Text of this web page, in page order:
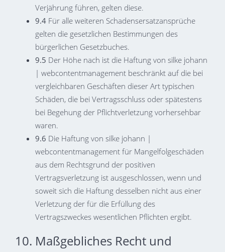
Verjährung führen, gelten diese.
9.4 Für alle weiteren Schadensersatzansprüche
gelten die gesetzlichen Bestimmungen des
bürgerlichen Gesetzbuches.
9.5 Der Höhe nach ist die Haftung von silke johann
| webcontentmanagement beschränkt auf die bei
vergleichbaren Geschäften dieser Art typischen
Schäden, die bei Vertragsschluss oder spätestens
bei Begehung der Pflichtverletzung vorhersehbar
waren.
9.6 Die Haftung von silke johann |
webcontentmanagement für Mangelfolgeschäden
aus dem Rechtsgrund der positiven
Vertragsverletzung ist ausgeschlossen, wenn und
soweit sich die Haftung desselben nicht aus einer
Verletzung der für die Erfüllung des
Vertragszweckes wesentlichen Pflichten ergibt.
10. Maßgebliches Recht und